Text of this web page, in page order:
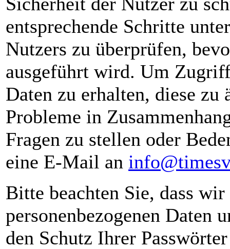
entsprechende Schritte
Nutzers zu überprüfen,
ausgeführt wird. Um
Daten zu erhalten, diese zu
Probleme in
Fragen zu stellen oder
eine E-Mail an
Bitte beachten Sie, dass
personenbezogenen Daten
den Schutz Ihrer